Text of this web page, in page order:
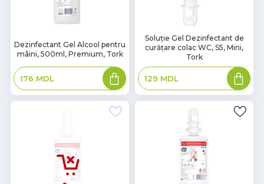
В
наличии
Dezinfectant Gel Alcool pentru
mâini, 500ml, Premium, Tork
176 MDL
Adaugă
în
coș
наличии
Soluţie Gel Dezinfectant de
curăţare colac WC, S5, Mini,
Tork
129 MDL
Adaugă
în
coș